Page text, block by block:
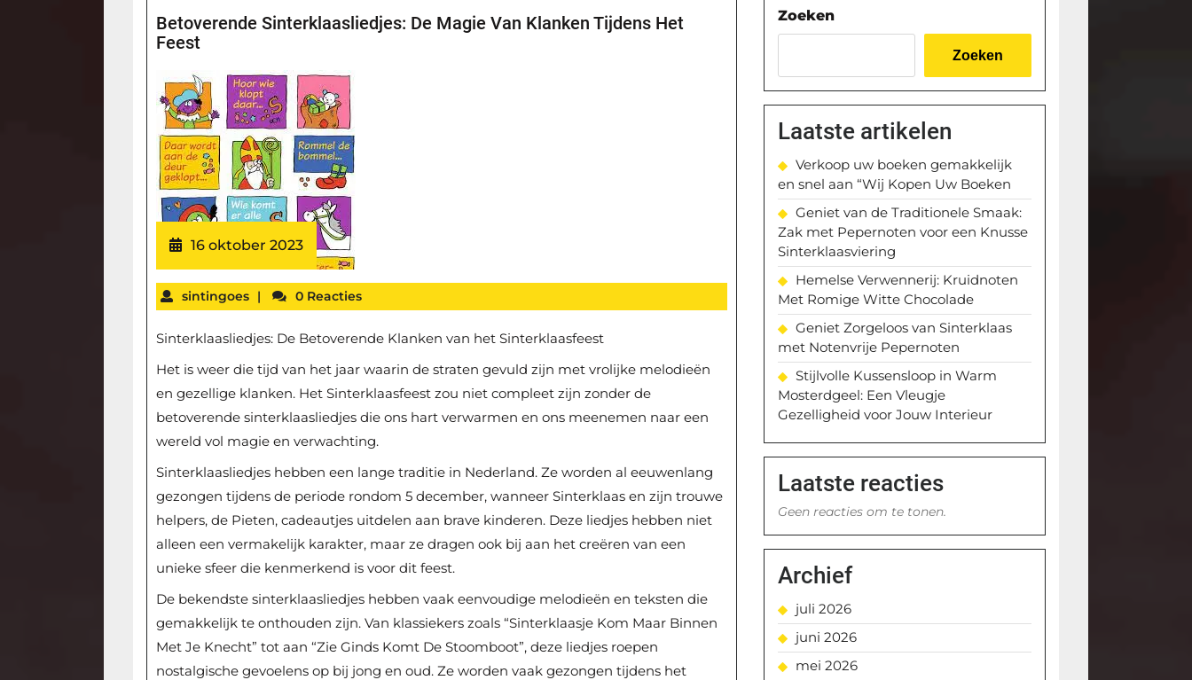
Betoverende Sinterklaasliedjes: De Magie Van Klanken Tijdens Het
Feest
16 oktober 2023
sintingoes | 0 Reacties
Sinterklaasliedjes: De Betoverende Klanken van het Sinterklaasfeest
Het is weer die tijd van het jaar waarin de straten gevuld zijn met vrolijke melodieën
en gezellige klanken. Het Sinterklaasfeest zou niet compleet zijn zonder de
betoverende sinterklaasliedjes die ons hart verwarmen en ons meenemen naar een
wereld vol magie en verwachting.
Sinterklaasliedjes hebben een lange traditie in Nederland. Ze worden al eeuwenlang
gezongen tijdens de periode rondom 5 december, wanneer Sinterklaas en zijn trouwe
helpers, de Pieten, cadeautjes uitdelen aan brave kinderen. Deze liedjes hebben niet
alleen een vermakelijk karakter, maar ze dragen ook bij aan het creëren van een
unieke sfeer die kenmerkend is voor dit feest.
De bekendste sinterklaasliedjes hebben vaak eenvoudige melodieën en teksten die
gemakkelijk te onthouden zijn. Van klassiekers zoals “Sinterklaasje Kom Maar Binnen
Met Je Knecht” tot aan “Zie Ginds Komt De Stoomboot”, deze liedjes roepen
nostalgische gevoelens op bij jong en oud. Ze worden vaak gezongen tijdens het
Zoeken
Zoeken
Laatste artikelen
Verkoop uw boeken gemakkelijk
en snel aan “Wij Kopen Uw Boeken
Geniet van de Traditionele Smaak:
Zak met Pepernoten voor een Knusse
Sinterklaasviering
Hemelse Verwennerij: Kruidnoten
Met Romige Witte Chocolade
Geniet Zorgeloos van Sinterklaas
met Notenvrije Pepernoten
Stijlvolle Kussensloop in Warm
Mosterdgeel: Een Vleugje
Gezelligheid voor Jouw Interieur
Laatste reacties
Geen reacties om te tonen.
Archief
juli 2026
juni 2026
mei 2026